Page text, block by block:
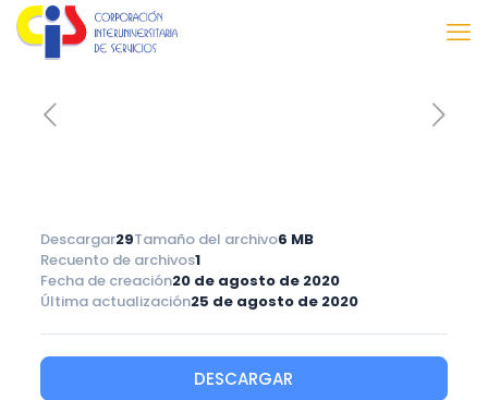
Descargar29Tamaño del archivo6 MB
Recuento de archivos1
Fecha de creación20 de agosto de 2020
Última actualización25 de agosto de 2020
DESCARGAR